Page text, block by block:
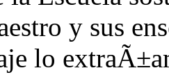
y sus
lo